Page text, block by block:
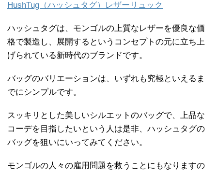
HushTug（ハッシュタグ）レザーリュック
ハッシュタグは、モンゴルの上質なレザーを優良な価
格で製造し、展開するというコンセプトの元に立ち上
げられている新時代のブランドです。
バッグのバリエーションは、いずれも究極といえるま
でにシンプルです。
スッキリとした美しいシルエットのバッグで、上品な
コーデを目指したいという人は是非、ハッシュタグの
バッグを狙いにいってみてください。
モンゴルの人々の雇用問題を救うことにもなりますの